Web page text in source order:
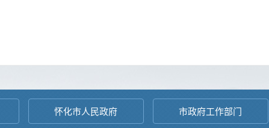
怀化市人民政府 市政府工作部门